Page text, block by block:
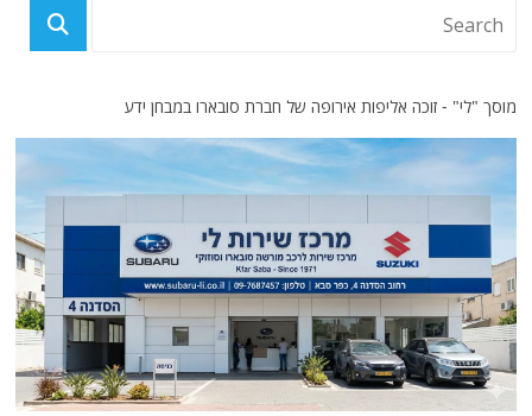
מוסך "לי" - זוכה אליפות אירופה של חברת סובארו במבחן ידע